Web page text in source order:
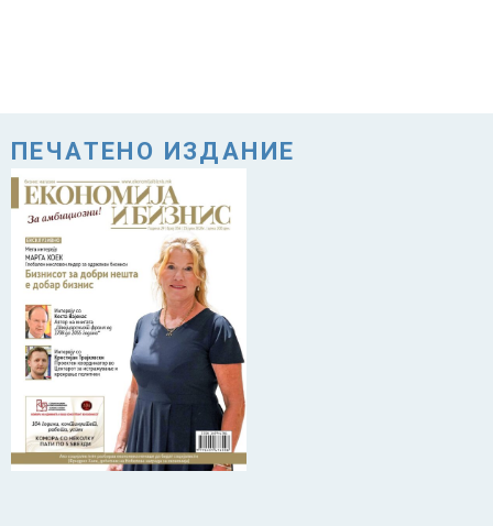
ПЕЧАТЕНО ИЗДАНИЕ